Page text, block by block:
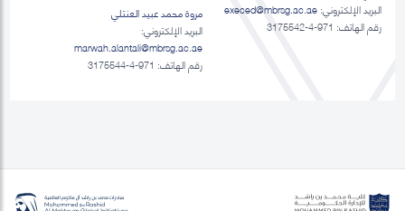
البريد الإلكتروني:execed@mbrsg.ac.ae
رقم الهاتف: 971-4-3175542
مروة محمد عبيد العنتلي
البريد الإلكتروني:
marwah.alantali@mbrsg.ac.ae​
رقم الهاتف: 971-4-3175544